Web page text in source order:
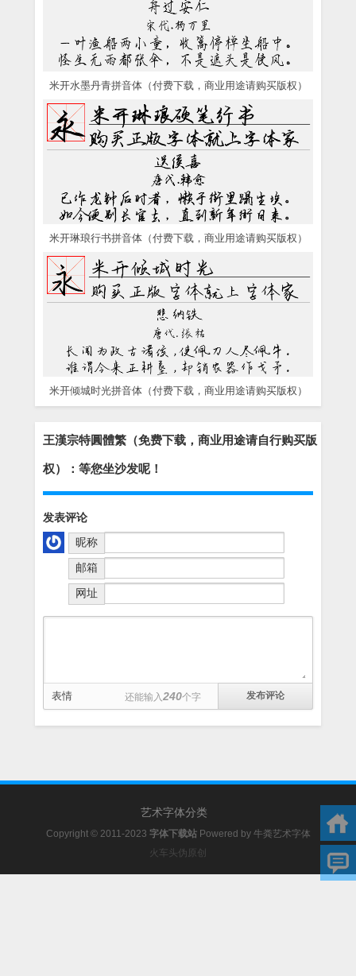
米开水墨丹青拼音体（付费下载，商业用途请购买版权）
米开琳琅行书拼音体（付费下载，商业用途请购买版权）
米开倾城时光拼音体（付费下载，商业用途请购买版权）
王漢宗特圓體繁（免费下载，商业用途请自行购买版
权）：等您坐沙发呢！
发表评论
昵称
邮箱
网址
表情 还能输入240个字
艺术字体分类
Copyright © 2011-2023 字体下载站 Powered by 牛粪艺术字体
火车头伪原创